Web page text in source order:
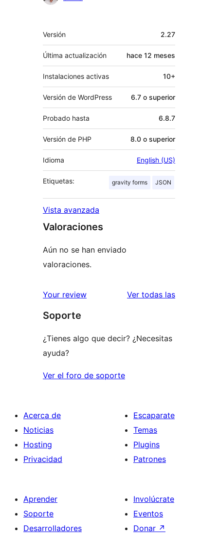
Meta
Versión 2.27
Última actualización hace 12 meses
Instalaciones activas 10+
Versión de WordPress 6.7 o superior
Probado hasta 6.8.7
Versión de PHP 8.0 o superior
Idioma English (US)
Etiquetas: gravity forms JSON
Vista avanzada
Valoraciones
Aún no se han enviado
valoraciones.
Your review Ver todas las
Soporte
¿Tienes algo que decir? ¿Necesitas
ayuda?
Ver el foro de soporte
Acerca de
Noticias
Hosting
Privacidad
Escaparate
Temas
Plugins
Patrones
Aprender
Soporte
Desarrolladores
Involúcrate
Eventos
Donar ↗